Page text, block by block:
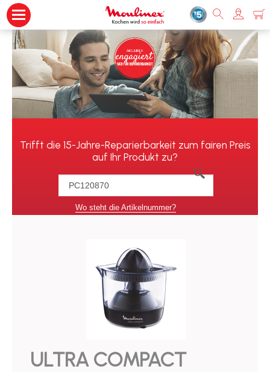
Trifft die 15-Jahre-Reparierbarkeit zum fairen Preis
auf Ihr Produkt zu?
Wo steht die Artikelnummer?
ULTRA COMPACT